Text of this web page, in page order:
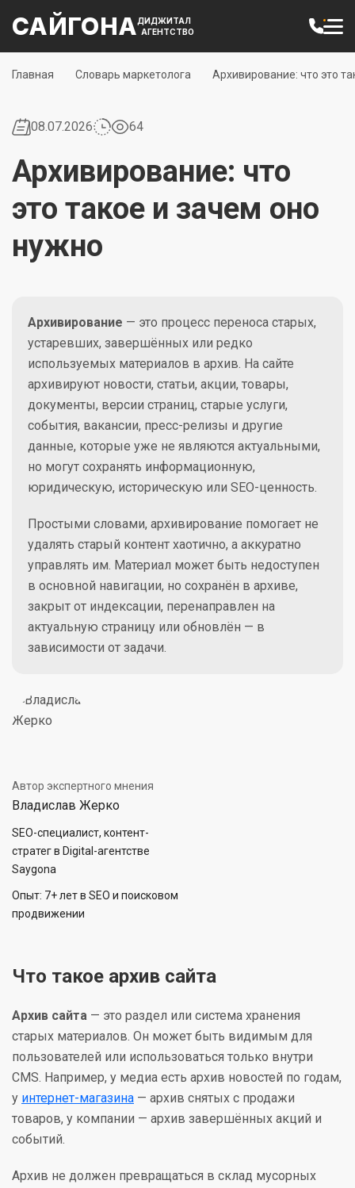
САЙГОНАДИДЖИТАЛ
АГЕНТСТВО
Главная Словарь маркетолога Архивирование: что это
Архивирование: что
это такое и зачем оно
нужно
08.07.2026 64
Архивирование — это процесс переноса старых,
устаревших, завершённых или редко
используемых материалов в архив. На сайте
архивируют новости, статьи, акции, товары,
документы, версии страниц, старые услуги,
события, вакансии, пресс-релизы и другие
данные, которые уже не являются актуальными,
но могут сохранять информационную,
юридическую, историческую или SEO-ценность.
Простыми словами, архивирование помогает не
удалять старый контент хаотично, а аккуратно
управлять им. Материал может быть недоступен
в основной навигации, но сохранён в архиве,
закрыт от индексации, перенаправлен на
актуальную страницу или обновлён — в
зависимости от задачи.
Автор экспертного мнения
Владислав Жерко
SEO-специалист, контент-
стратег в Digital-агентстве
Saygona
Опыт: 7+ лет в SEO и поисковом
продвижении
Что такое архив сайта
Архив сайта — это раздел или система хранения
старых материалов. Он может быть видимым для
пользователей или использоваться только внутри
CMS. Например, у медиа есть архив новостей по годам,
у интернет-магазина — архив снятых с продажи
товаров, у компании — архив завершённых акций и
событий.
Архив не должен превращаться в склад мусорных